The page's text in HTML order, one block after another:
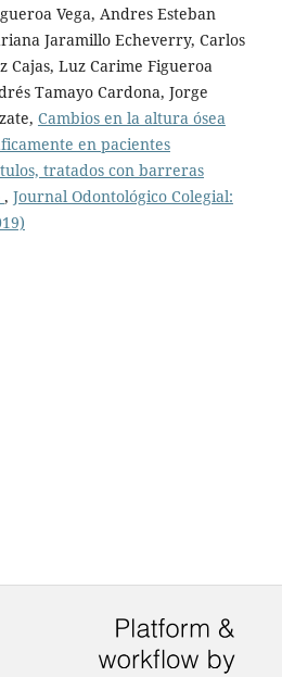
Vega, Andres Esteban
Jaramillo Echeverry, Carlos
Luz Carime Figueroa
Tamayo Cardona, Jorge
Cambios en la altura ósea
en pacientes
tratados con barreras
, Journal Odontológico Colegial: